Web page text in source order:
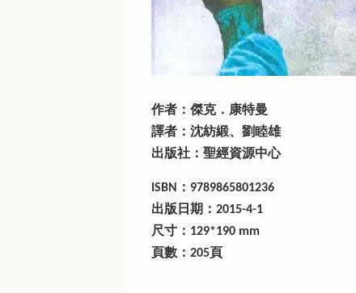
作者：傑克．康特曼
譯者：沈紡緞、劉睦雄
出版社：聖經資源中心
ISBN：9789865801236
出版日期：2015-4-1
尺寸：129*190 mm
頁數：205頁